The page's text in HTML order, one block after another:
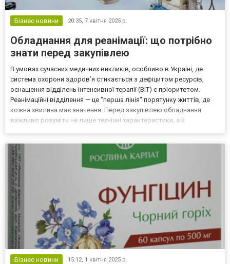
Бізнес новини 20:35, 7 квітня 2025 р.
Обладнання для реанімації: що потрібно
знати перед закупівлею
В умовах сучасних медичних викликів, особливо в Україні, де
система охорони здоров’я стикається з дефіцитом ресурсів,
оснащення відділень інтенсивної терапії (ВІТ) є пріоритетом.
Реанімаційні відділення — це "перша лінія" порятунку життів, де
кожна хвилина має значення. Перед закупівлею обладнання
важливо розуміти не лише технічні характеристики, а й
Бізнес новини 15:12, 1 квітня 2025 р.